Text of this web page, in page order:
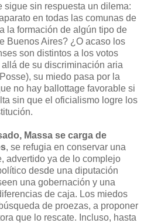
sigue sin respuesta un dilema:
en todas las comunas de
la formación de algún tipo de
Buenos Aires? ¿O acaso los
son distintos a los votos
de su discriminación aria
su miedo pasa por la
no hay ballottage favorable si
sin que el oficialismo logre los
Massa se carga de
, se refugia en conservar una
advertido ya de lo complejo
desde una diputación
una gobernación y una
de caja. Los miedos
de proezas, a proponer
que lo rescate. Incluso, hasta